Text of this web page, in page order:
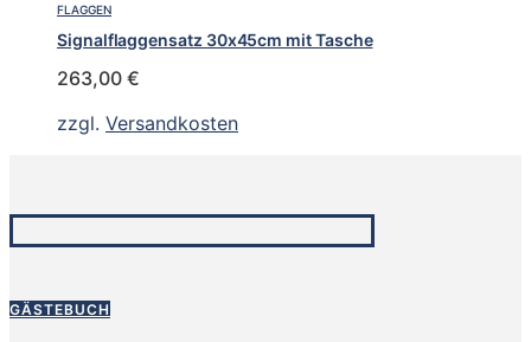
FLAGGEN
Signalflaggensatz 30x45cm mit Tasche
263,00 €
zzgl. Versandkosten
GÄSTEBUCH